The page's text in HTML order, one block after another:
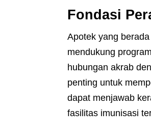
Fondasi
Apotek yang
mendukung
hubungan akrab
penting untuk
dapat menjawab
fasilitas imunisasi